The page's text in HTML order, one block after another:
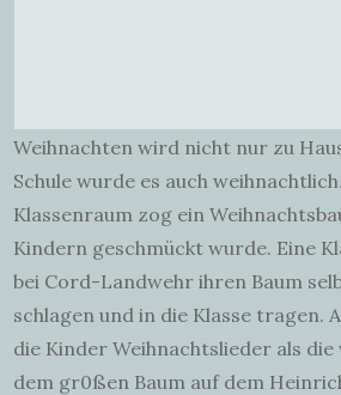
Weihnachten wird nicht nur zu
Schule wurde es auch
Klassenraum zog ein
Kindern geschmückt wurde. Eine
bei Cord-Landwehr ihren Baum
schlagen und in die Klasse tragen.
die Kinder Weihnachtslieder als
dem gr0ßen Baum auf dem